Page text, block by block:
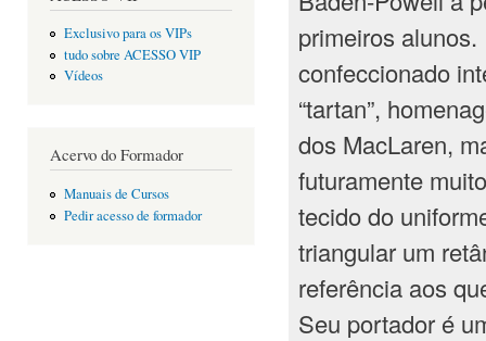
Exclusivo para os VIPs
tudo sobre ACESSO VIP
Vídeos
Acervo do Formador
Manuais de Cursos
Pedir acesso de formador
primeiros
confeccionado
“tartan”,
dos MacLaren,
futuramente
tecido do
triangular um
referência aos
Seu portador é